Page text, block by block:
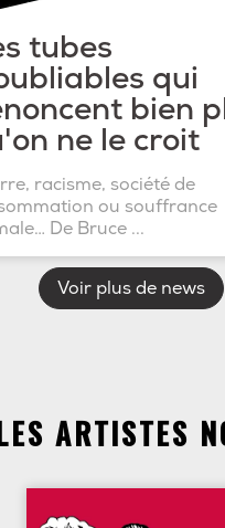
tubes
qui
bien
ne le croit
racisme, société de
ou souffrance
De Bruce ...
Voir plus de news
ARTISTES